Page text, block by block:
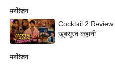
मनोरंजन
Cocktail 2 Review:
खूबसूरत कहानी
मनोरंजन